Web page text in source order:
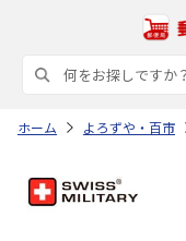
ホーム よろずや・百市